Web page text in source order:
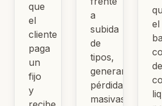
que
el
cliente
paga
un
fijo
y
a
subida
de
tipos,
generaron
pérdidas
masivas
el